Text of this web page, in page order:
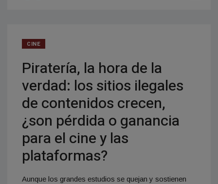
CINE
Piratería, la hora de la
verdad: los sitios ilegales
de contenidos crecen,
¿son pérdida o ganancia
para el cine y las
plataformas?
Aunque los grandes estudios se quejan y sostienen